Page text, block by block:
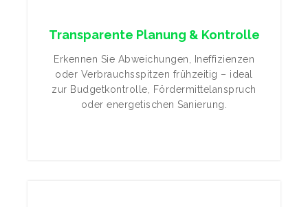
Transparente Planung & Kontrolle
Erkennen Sie Abweichungen, Ineffizienzen
oder Verbrauchsspitzen frühzeitig – ideal
zur Budgetkontrolle, Fördermittelanspruch
oder energetischen Sanierung.